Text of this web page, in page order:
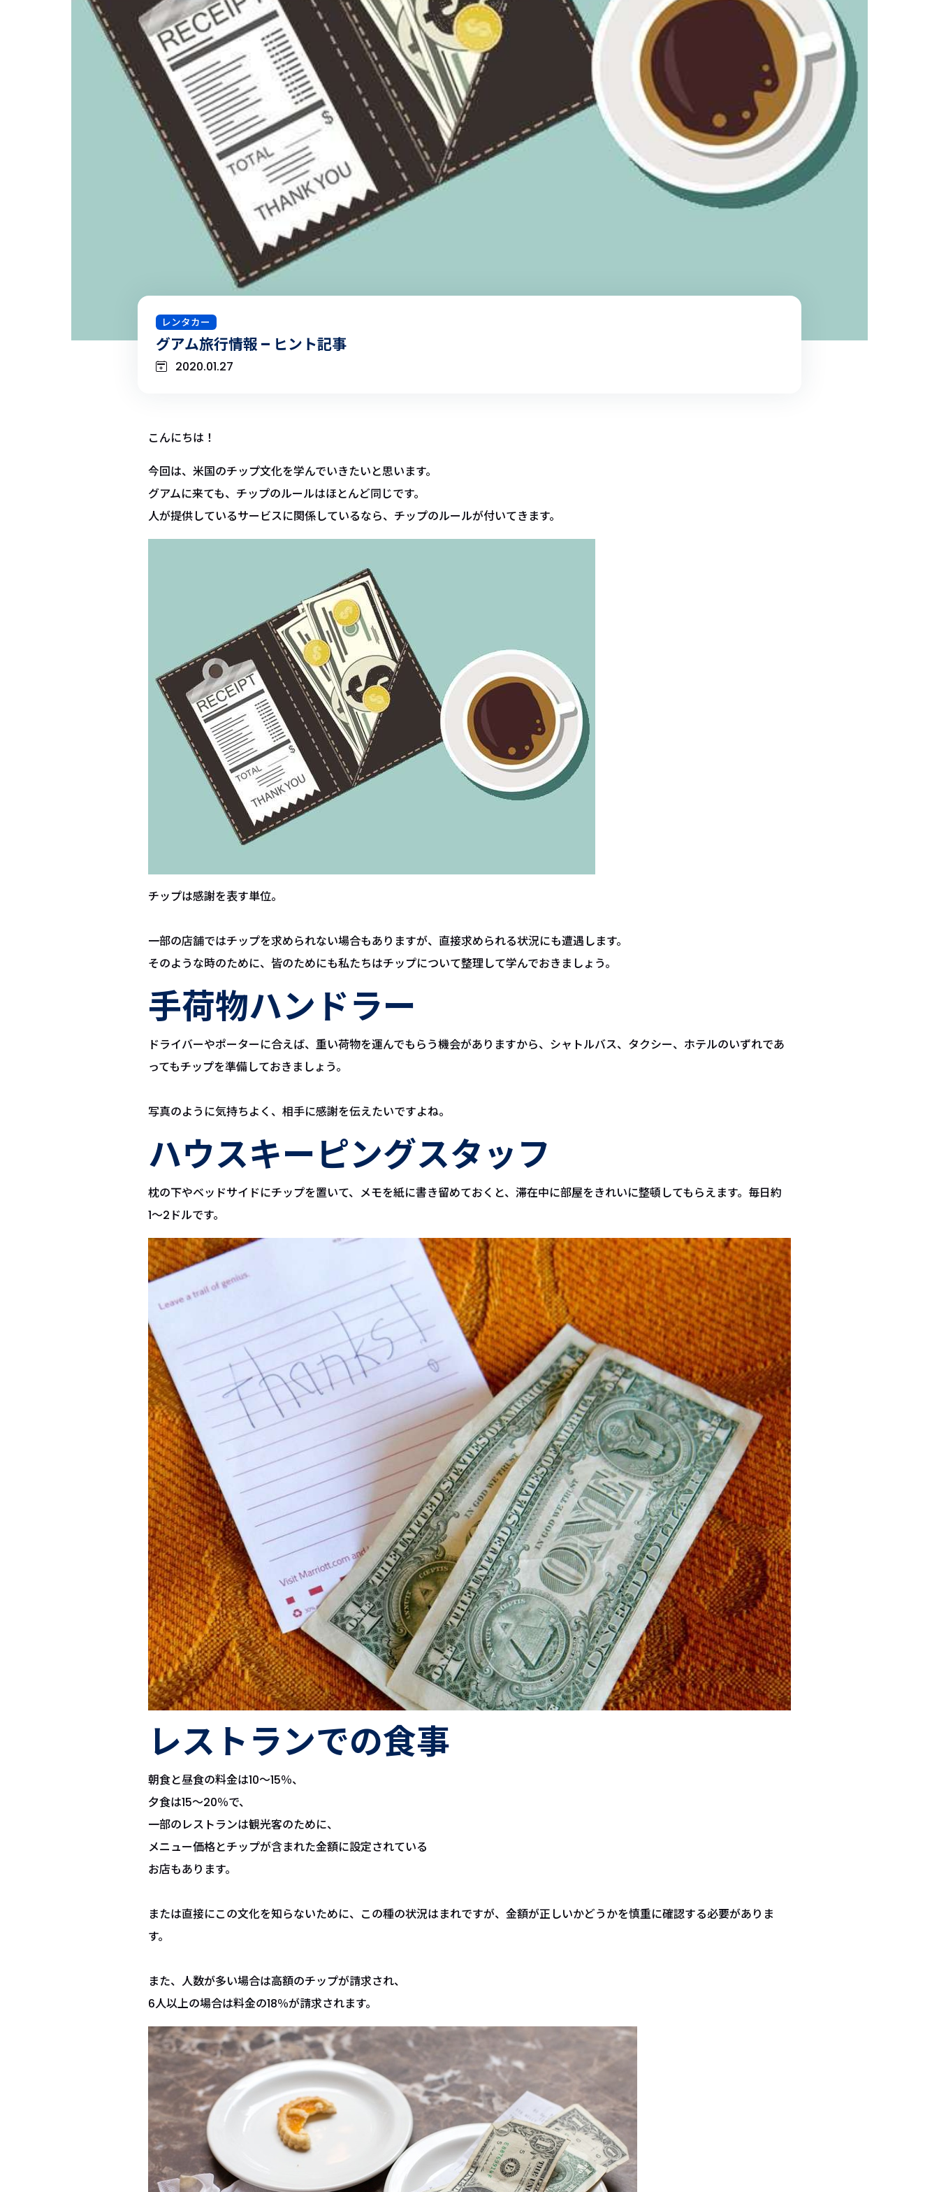
レンタカー
グアム旅行情報 – ヒント記事
2020.01.27
こんにちは！
今回は、米国のチップ文化を学んでいきたいと思います。
グアムに来ても、チップのルールはほとんど同じです。
人が提供しているサービスに関係しているなら、チップのルールが付いてきます。
チップは感謝を表す単位。
一部の店舗ではチップを求められない場合もありますが、直接求められる状況にも遭遇します。
そのような時のために、皆のためにも私たちはチップについて整理して学んでおきましょう。
手荷物ハンドラー
ドライバーやポーターに合えば、重い荷物を運んでもらう機会がありますから、シャトルバス、タクシー、ホテルのいずれであ
ってもチップを準備しておきましょう。
写真のように気持ちよく、相手に感謝を伝えたいですよね。
ハウスキーピングスタッフ
枕の下やベッドサイドにチップを置いて、メモを紙に書き留めておくと、滞在中に部屋をきれいに整頓してもらえます。毎日約
1〜2ドルです。
レストランでの食事
朝食と昼食の料金は10〜15％、
夕食は15〜20％で、
一部のレストランは観光客のために、
メニュー価格とチップが含まれた金額に設定されている
お店もあります。
または直接にこの文化を知らないために、この種の状況はまれですが、金額が正しいかどうかを慎重に確認する必要がありま
す。
また、人数が多い場合は高額のチップが請求され、
6人以上の場合は料金の18％が請求されます。